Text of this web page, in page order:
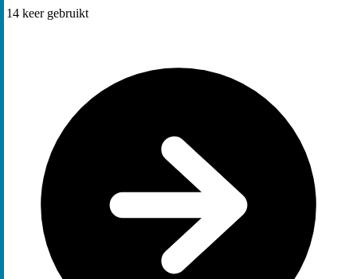
14 keer gebruikt